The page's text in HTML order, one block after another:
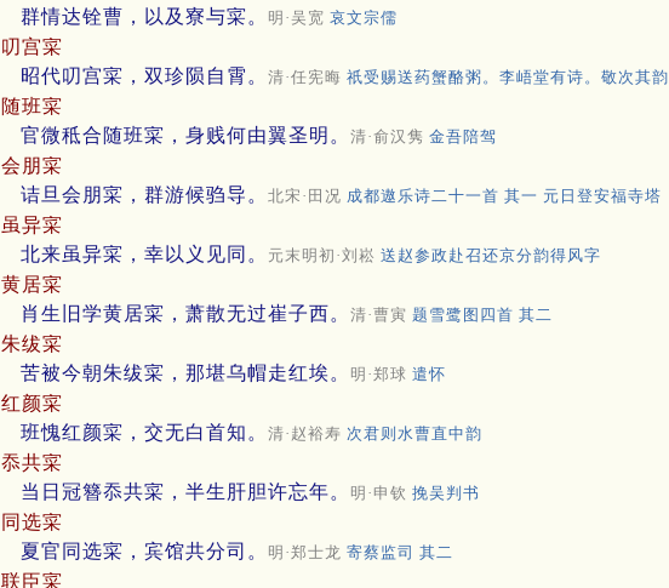
群情达铨曹，以及寮与寀。
明·吴宽 哀文宗儒
叨宫寀
昭代叨宫寀，双珍陨自霄。 清·任宪晦 祇受赐送药蟹酪粥。李峿堂有诗。敬次其韵
随班寀
官微秪合随班寀，身贱何由翼圣明。 清·俞汉隽 金吾陪驾
会朋寀
诘旦会朋寀，群游候驺导。 北宋·田况 成都遨乐诗二十一首 其一 元日登安福寺塔
虽异寀
北来虽异寀，幸以义见同。
元末明初·刘崧 送赵参政赴召还京分韵得风字
黄居寀
肖生旧学黄居寀，萧散无过崔子西。 清·曹寅 题雪鹭图四首 其二
朱绂寀
苦被今朝朱绂寀，那堪乌帽走红埃。
明·郑球 遣怀
红颜寀
班愧红颜寀，交无白首知。 清·赵裕寿 次君则水曹直中韵
忝共寀
当日冠簪忝共寀，半生肝胆许忘年。
明·申钦 挽吴判书
同选寀
夏官同选寀，宾馆共分司。
明·郑士龙 寄蔡监司 其二
联臣寀